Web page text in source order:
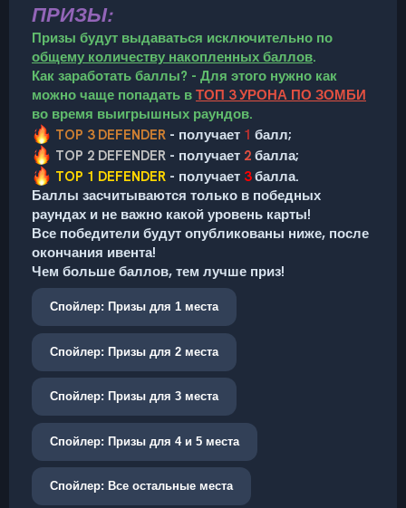
ПРИЗЫ:
Призы будут выдаваться исключительно по
общему количеству накопленных баллов.
Как заработать баллы? - Для этого нужно как
можно чаще попадать в ТОП 3 УРОНА ПО ЗОМБИ
во время выигрышных раундов.
TOP 3 DEFENDER - получает 1 балл;
TOP 2 DEFENDER - получает 2 балла;
TOP 1 DEFENDER - получает 3балла.
Баллы засчитываются только в победных
раундах и не важно какой уровень карты!
Все победители будут опубликованы ниже, после
окончания ивента!
Чем больше баллов, тем лучше приз!
Спойлер: Призы для 1 места
Спойлер: Призы для 2 места
Спойлер: Призы для 3 места
Спойлер: Призы для 4 и 5 места
Спойлер: Все остальные места